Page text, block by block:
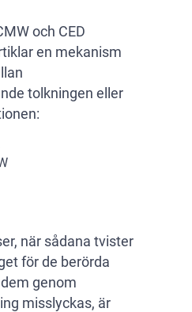
och CED
en mekanism
tolkningen eller
när sådana tvister
för de berörda
genom
misslyckas, är